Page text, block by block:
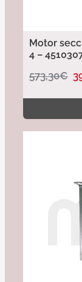
Motor
4 –
573,30€